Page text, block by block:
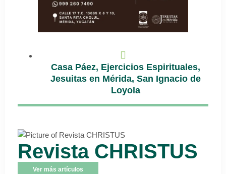
Casa Páez, Ejercicios Espirituales,
Jesuitas en Mérida, San Ignacio de
Loyola
Revista CHRISTUS
Ver más artículos